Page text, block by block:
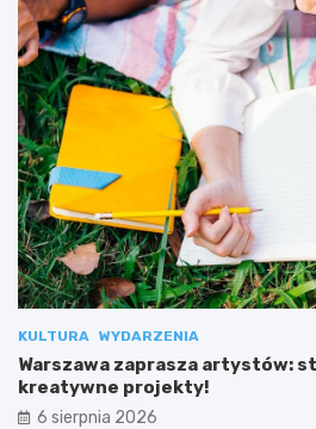
KULTURA WYDARZENIA
Warszawa zaprasza artystów:
kreatywne projekty!
6 sierpnia 2026